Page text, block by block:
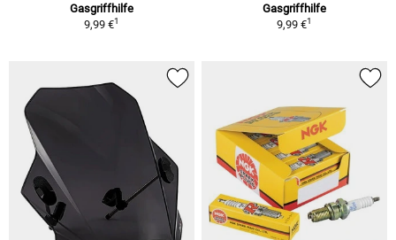
Gasgriffhilfe
9,99 €1
Gasgriffhilfe
9,99 €1